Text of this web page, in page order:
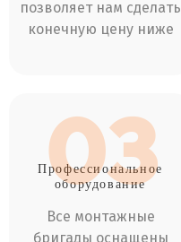
позволяет нам сделать
конечную цену ниже
03
Профессиональное
оборудование
Все монтажные
бригады оснащены